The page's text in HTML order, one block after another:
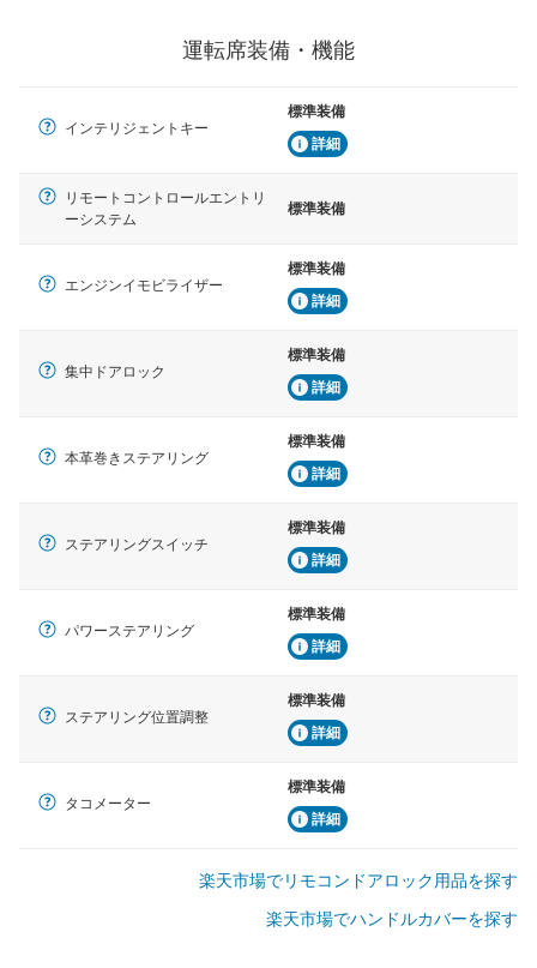
運転席装備・機能
インテリジェントキー
標準装備
詳細
リモートコントロールエントリ
ーシステム
標準装備
エンジンイモビライザー
標準装備
詳細
集中ドアロック
標準装備
詳細
本革巻きステアリング
標準装備
詳細
ステアリングスイッチ
標準装備
詳細
パワーステアリング
標準装備
詳細
ステアリング位置調整
標準装備
詳細
タコメーター
標準装備
詳細
楽天市場でリモコンドアロック用品を探す
楽天市場でハンドルカバーを探す